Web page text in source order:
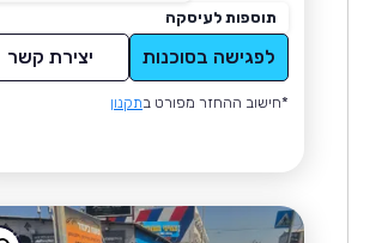
תוספות לעיסקה
לפגישה בסוכנות יצירת קשר
*חישוב ההחזר מפורט בתקנון